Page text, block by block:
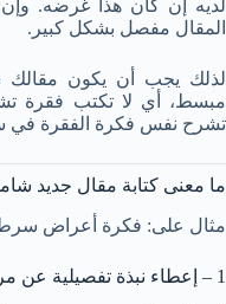
لديه إن كان هذا غرضه.
المقال مفصل بشكل كبير.
لذلك يجب أن يكون
مبسط، أي لا تكتب فقرة
تشرح نفس فكرة الفقرة في
ما معنى كتابة مقال جديد
مثال على: فكرة أعراض
1 – إعطاء نبذة تفصيلية عن مرض السرطان وعن الرحم (حشو)